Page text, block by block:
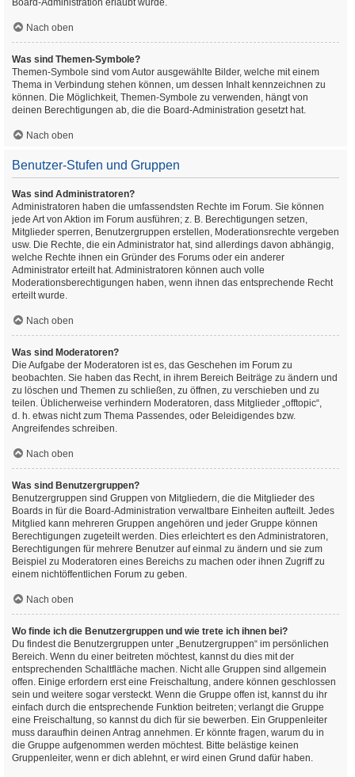
Board-Administration erlaubt wurde.
Nach oben
Was sind Themen-Symbole?
Themen-Symbole sind vom Autor ausgewählte Bilder, welche mit einem
Thema in Verbindung stehen können, um dessen Inhalt kennzeichnen zu
können. Die Möglichkeit, Themen-Symbole zu verwenden, hängt von
deinen Berechtigungen ab, die die Board-Administration gesetzt hat.
Nach oben
Benutzer-Stufen und Gruppen
Was sind Administratoren?
Administratoren haben die umfassendsten Rechte im Forum. Sie können
jede Art von Aktion im Forum ausführen; z. B. Berechtigungen setzen,
Mitglieder sperren, Benutzergruppen erstellen, Moderationsrechte vergeben
usw. Die Rechte, die ein Administrator hat, sind allerdings davon abhängig,
welche Rechte ihnen ein Gründer des Forums oder ein anderer
Administrator erteilt hat. Administratoren können auch volle
Moderationsberechtigungen haben, wenn ihnen das entsprechende Recht
erteilt wurde.
Nach oben
Was sind Moderatoren?
Die Aufgabe der Moderatoren ist es, das Geschehen im Forum zu
beobachten. Sie haben das Recht, in ihrem Bereich Beiträge zu ändern und
zu löschen und Themen zu schließen, zu öffnen, zu verschieben und zu
teilen. Üblicherweise verhindern Moderatoren, dass Mitglieder „offtopic“,
d. h. etwas nicht zum Thema Passendes, oder Beleidigendes bzw.
Angreifendes schreiben.
Nach oben
Was sind Benutzergruppen?
Benutzergruppen sind Gruppen von Mitgliedern, die die Mitglieder des
Boards in für die Board-Administration verwaltbare Einheiten aufteilt. Jedes
Mitglied kann mehreren Gruppen angehören und jeder Gruppe können
Berechtigungen zugeteilt werden. Dies erleichtert es den Administratoren,
Berechtigungen für mehrere Benutzer auf einmal zu ändern und sie zum
Beispiel zu Moderatoren eines Bereichs zu machen oder ihnen Zugriff zu
einem nichtöffentlichen Forum zu geben.
Nach oben
Wo finde ich die Benutzergruppen und wie trete ich ihnen bei?
Du findest die Benutzergruppen unter „Benutzergruppen“ im persönlichen
Bereich. Wenn du einer beitreten möchtest, kannst du dies mit der
entsprechenden Schaltfläche machen. Nicht alle Gruppen sind allgemein
offen. Einige erfordern erst eine Freischaltung, andere können geschlossen
sein und weitere sogar versteckt. Wenn die Gruppe offen ist, kannst du ihr
einfach durch die entsprechende Funktion beitreten; verlangt die Gruppe
eine Freischaltung, so kannst du dich für sie bewerben. Ein Gruppenleiter
muss daraufhin deinen Antrag annehmen. Er könnte fragen, warum du in
die Gruppe aufgenommen werden möchtest. Bitte belästige keinen
Gruppenleiter, wenn er dich ablehnt, er wird einen Grund dafür haben.